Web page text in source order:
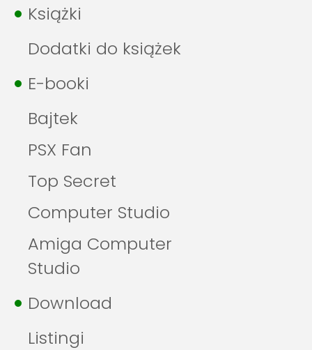
Książki
Dodatki do książek
E-booki
Bajtek
PSX Fan
Top Secret
Computer Studio
Amiga Computer
Studio
Download
Listingi